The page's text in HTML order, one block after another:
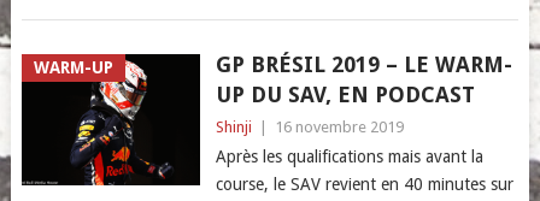
WARM-UP
GP BRÉSIL 2019 – LE WARM-
UP DU SAV, EN PODCAST
Shinji 16 novembre 2019
Après les qualifications mais avant la
course, le SAV revient en 40 minutes sur